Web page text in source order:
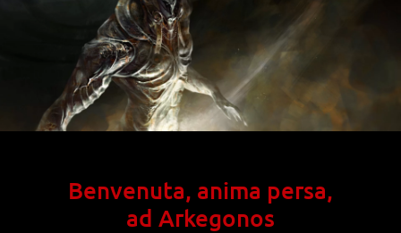
PRINTS
RESIN MINIATURES
CONTATTACI
Benvenuta, anima persa,
ad Arkegonos